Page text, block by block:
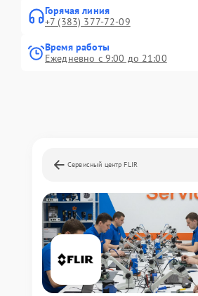
Горячая линия
+7 (383) 377-72-09
Время работы
Ежедневно с 9:00 до 21:00
Сервисный центр FLIR